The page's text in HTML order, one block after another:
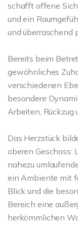
schafft offene
und ein
und überraschend
Bereits beim
gewöhnliches
verschiedenen
besondere
Arbeiten,
Das Herzstück
oberen Geschoss:
nahezu
ein Ambiente mit
Blick und die
Bereich eine
herkömmlichen